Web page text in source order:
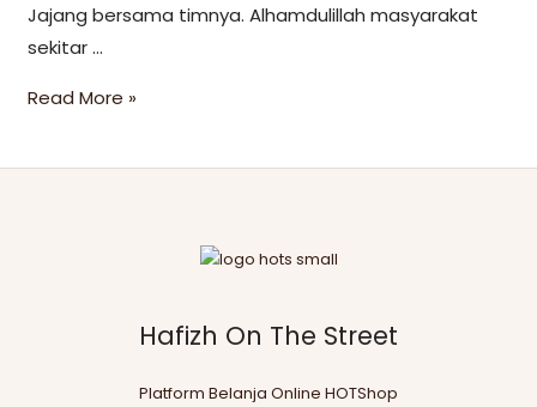
Jajang bersama timnya. Alhamdulillah masyarakat
sekitar …
Read More »
Hafizh On The Street
Platform Belanja Online HOTShop